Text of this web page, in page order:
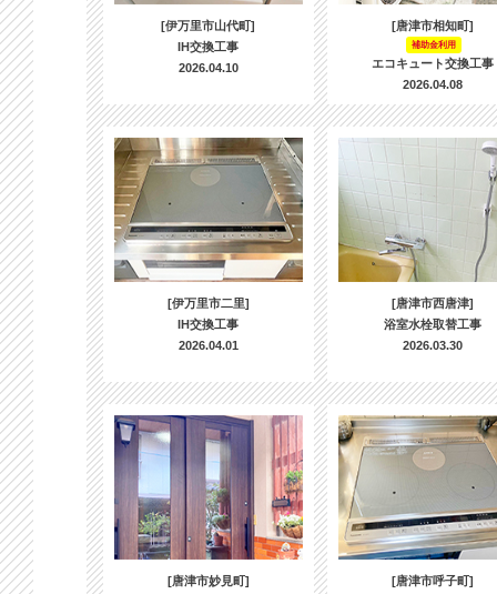
[伊万里市山代町]
IH交換工事
2026.04.10
[唐津市相知町]
補助金利用
エコキュート交換工事
2026.04.08
[伊万里市二里]
IH交換工事
2026.04.01
[唐津市西唐津]
浴室水栓取替工事
2026.03.30
[唐津市妙見町]
[唐津市呼子町]